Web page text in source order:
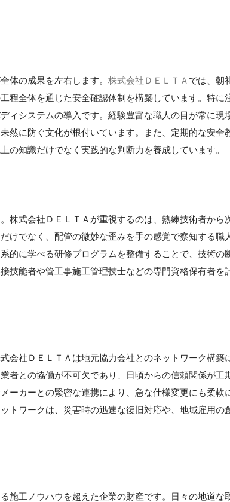
体の成果を左右します。 株式会社ＤＥＬＴＡ では、朝
程全体を通じた安全確認体制を構築しています。特に
ィシステムの導入です。経験豊富な職人の目が常に現
然に防ぐ文化が根付いています。また、定期的な安全
の知識だけでなく実践的な判断力を養成しています。
株式会社ＤＥＬＴＡが重視するのは、熟練技術者から
けでなく、配管の微妙な歪みを手の感覚で察知する職
的に学べる研修プログラムを整備することで、技術の
技能者や管工事施工管理技士などの専門資格保有者を
会社ＤＥＬＴＡは地元協力会社とのネットワーク構築
者との協働が不可欠であり、日頃からの信頼関係が工
ーカーとの緊密な連携により、急な仕様変更にも柔軟
トワークは、災害時の迅速な復旧対応や、地域雇用の
施工ノウハウを超えた企業の財産です。日々の地道な